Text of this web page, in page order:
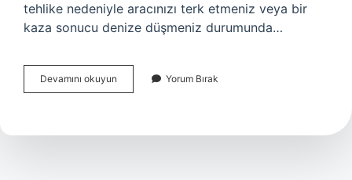
tehlike nedeniyle aracınızı terk etmeniz veya bir
kaza sonucu denize düşmeniz durumunda…
Devamını okuyun
Yeleği
Yorum Bırak